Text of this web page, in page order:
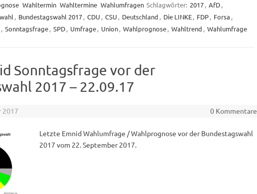
Wahltermin Wahltermine Wahlumfragen Schlagwörter: 2017, AfD,
, Bundestagswahl 2017, CDU , CSU , Deutschland , Die LINKE, FDP, Forsa ,
, Sonntagsfrage, SPD, Umfrage, Union, Wahlprognose, Wahltrend , Wahlumfrage
Sonntagsfrage vor der
2017 – 22.09.17
2017 0 Kommentare
Letzte Emnid Wahlumfrage / Wahlprognose vor der Bundestagswahl
2017 vom 22. September 2017.